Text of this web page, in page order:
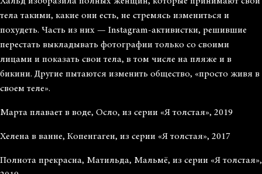
тела такими, какие они есть, не стремясь измениться и
похудеть. Часть из них — Instagram-активистки, решившие
перестать выкладывать фотографии только со своими
лицами и показать свои тела, в том числе на пляже и в
бикини. Другие пытаются изменить общество, «просто живя в
своем теле».
Марта плавает в воде, Осло, из серии «Я толстая», 2019
Хелена в ванне, Копенгаген, из серии «Я толстая», 2017
Полнота прекрасна, Матильда, Мальмё, из серии «Я толстая»,